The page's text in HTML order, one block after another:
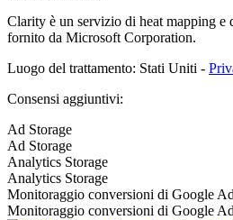
Clarity è un servizio di heat mapping e
fornito da Microsoft Corporation.
Luogo del trattamento: Stati Uniti -
Consensi aggiuntivi:
Ad Storage
Ad Storage
Analytics Storage
Analytics Storage
Monitoraggio conversioni di Google
Monitoraggio conversioni di Google